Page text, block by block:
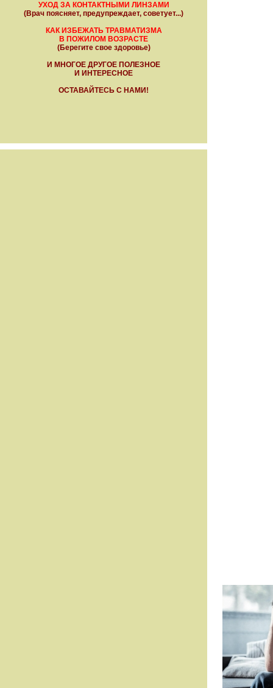
УХОД ЗА КОНТАКТНЫМИ ЛИНЗАМИ
(Врач поясняет, предупреждает, советует...)
КАК ИЗБЕЖАТЬ ТРАВМАТИЗМА
В ПОЖИЛОМ ВОЗРАСТЕ
(Берегите свое здоровье)
И МНОГОЕ ДРУГОЕ ПОЛЕЗНОЕ
И ИНТЕРЕСНОЕ
ОСТАВАЙТЕСЬ С НАМИ!